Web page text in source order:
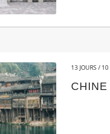
13 JOURS /